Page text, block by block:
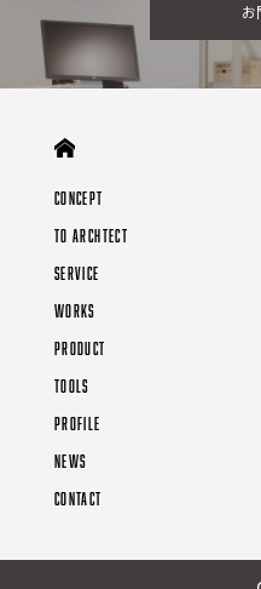
お
CONCEPT
TO ARCHTECT
SERVICE
WORKS
PRODUCT
TOOLS
PROFILE
NEWS
CONTACT